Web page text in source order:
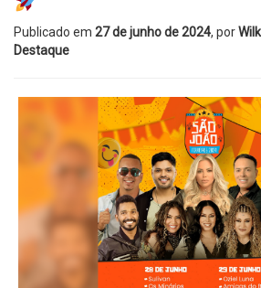
Publicado em 27 de junho de 2024, por
Destaque